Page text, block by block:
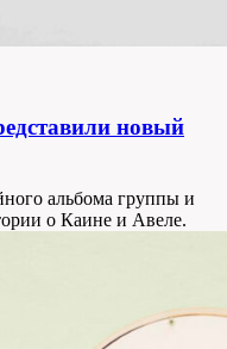
новый
альбома группы и
о Каине и Авеле.